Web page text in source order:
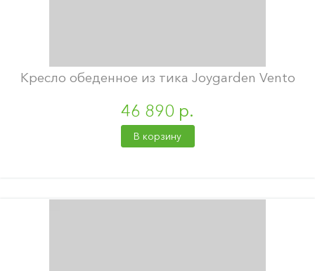
Кресло обеденное из тика Joygarden Vento
46 890 р.
В корзину